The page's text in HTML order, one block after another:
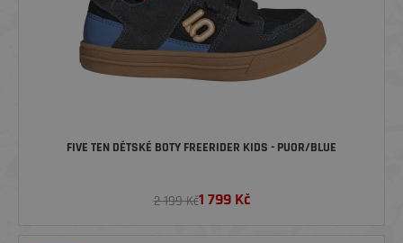
FIVE TEN DĚTSKÉ BOTY FREERIDER KIDS - PUOR/BLUE
2 199 Kč1 799Kč